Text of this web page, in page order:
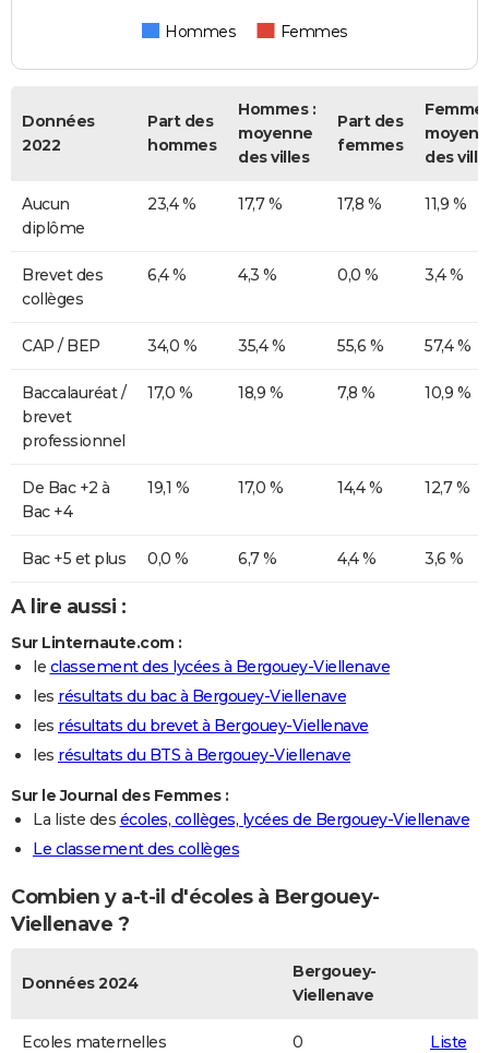
Hommes Femmes
Données
2022
Part des
hommes
Hommes :
moyenne
des villes
Part des
femmes
des
Aucun
diplôme
23,4 % 17,7 % 17,8 % 11,9 %
Brevet des
collèges
6,4 % 4,3 % 0,0 % 3,4 %
CAP / BEP 34,0 % 35,4 % 55,6 % 57,4 %
Baccalauréat /
brevet
professionnel
17,0 % 18,9 % 7,8 % 10,9 %
De Bac +2 à
Bac +4
19,1 % 17,0 % 14,4 % 12,7 %
Bac +5 et plus 0,0 % 6,7 % 4,4 % 3,6 %
A lire aussi :
Sur Linternaute.com :
le classement des lycées à Bergouey-Viellenave
les résultats du bac à Bergouey-Viellenave
les résultats du brevet à Bergouey-Viellenave
les résultats du BTS à Bergouey-Viellenave
Sur le Journal des Femmes :
La liste des écoles, collèges, lycées de Bergouey-Viellenave
Le classement des collèges
Combien y a-t-il d'écoles à Bergouey-
Viellenave ?
Données 2024
Bergouey-
Viellenave
Ecoles maternelles 0 Liste